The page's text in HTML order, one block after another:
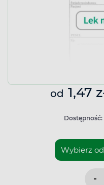
od 1,47
Dostępność:
-